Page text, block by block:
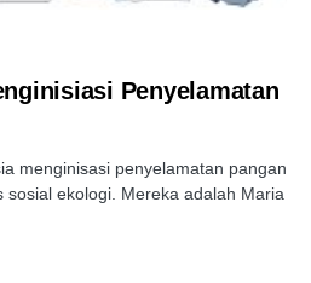
Penyelamatan
menginisasi penyelamatan pangan
sosial ekologi. Mereka adalah Maria